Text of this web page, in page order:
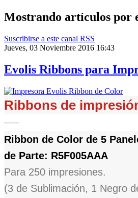
Mostrando artículos por
Suscribirse a este canal RSS
Jueves, 03 Noviembre 2016 16:43
Evolis Ribbons para
Ribbons de
Ribbon de Color de 5
de Parte: R5F005AAA
Para 250 impresiones.
(3 de Sublimación, 1 Negro